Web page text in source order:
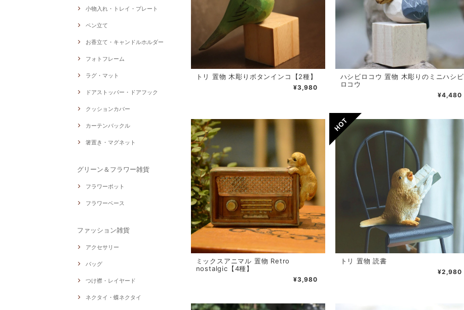
小物入れ・トレイ・プレート
ペン立て
お香立て・キャンドルホルダー
フォトフレーム
ラグ・マット
ドアストッパー・ドアフック
クッションカバー
カーテンバックル
箸置き・マグネット
グリーン＆フラワー雑貨
フラワーポット
フラワーベース
ファッション雑貨
アクセサリー
バッグ
つけ襟・レイヤード
ネクタイ・蝶ネクタイ
トリ 置物 木彫りボタンインコ【2種】
¥3,980
ハシビロコウ 置物 木彫りのミニハシビ
ロコウ
¥4,480
ミックスアニマル 置物 Retro
nostalgic【4種】
¥3,980
トリ 置物 読書
¥2,980